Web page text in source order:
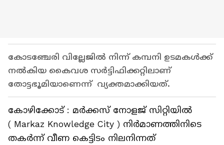
കോടഞ്ചേരി വില്ലേജില്‍ നിന്ന് കമ്പനി ഉടമകള്‍ക്ക്
നല്‍കിയ കൈവശ സര്‍ട്ടിഫിക്കറ്റിലാണ്
തോട്ടഭൂമിയാണെന്ന് വ്യക്തമാക്കിയത്.
കോഴിക്കോട് : മര്‍ക്കസ് നോളജ് സിറ്റിയില്‍
( Markaz Knowledge City ) നിര്‍മാണത്തിനിടെ
തകര്‍ന്ന് വീണ കെട്ടിടം നിലനിന്നത്